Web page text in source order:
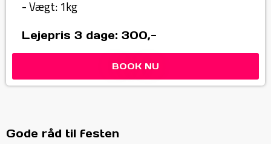
- Vægt: 1kg
Lejepris 3 dage: 300,-
BOOK NU
Gode råd til festen